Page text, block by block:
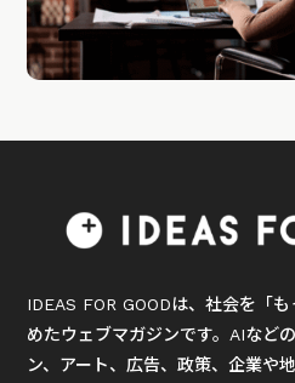
IDEAS FOR GOODは、社会を「
めたウェブマガジンです。AIなど
ン、アート、広告、政策、企業や